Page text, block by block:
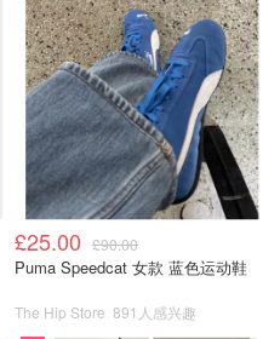
£25.00 £90.00
Puma Speedcat 女款 蓝色运动鞋
The Hip Store 891人感兴趣